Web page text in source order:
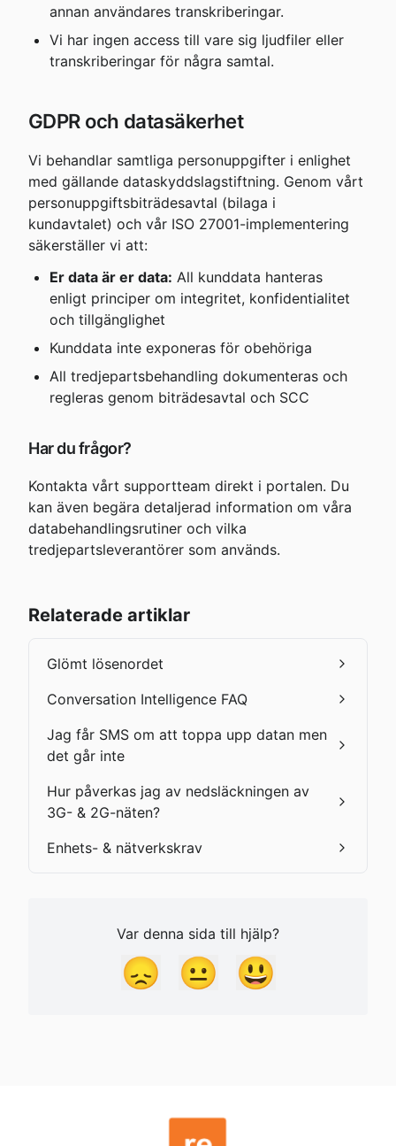
annan användares transkriberingar.
Vi har ingen access till vare sig ljudfiler eller
transkriberingar för några samtal.
GDPR och datasäkerhet
Vi behandlar samtliga personuppgifter i enlighet
med gällande dataskyddslagstiftning. Genom vårt
personuppgiftsbiträdesavtal (bilaga i
kundavtalet) och vår ISO 27001-implementering
säkerställer vi att:
Er data är er data: All kunddata hanteras
enligt principer om integritet, konfidentialitet
och tillgänglighet
Kunddata inte exponeras för obehöriga
All tredjepartsbehandling dokumenteras och
regleras genom biträdesavtal och SCC
Har du frågor?
Kontakta vårt supportteam direkt i portalen. Du
kan även begära detaljerad information om våra
databehandlingsrutiner och vilka
tredjepartsleverantörer som används.
Relaterade artiklar
Glömt lösenordet
Conversation Intelligence FAQ
Jag får SMS om att toppa upp datan men
det går inte
Hur påverkas jag av nedsläckningen av
3G- & 2G-näten?
Enhets- & nätverkskrav
Var denna sida till hjälp?
😞 😐 😃